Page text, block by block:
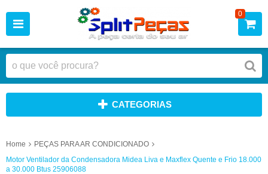
0
CATEGORIAS
Home
PEÇAS PARA AR CONDICIONADO
Motor Ventilador da Condensadora Midea Liva e Maxflex Quente e Frio 18.000
a 30.000 Btus 25906088